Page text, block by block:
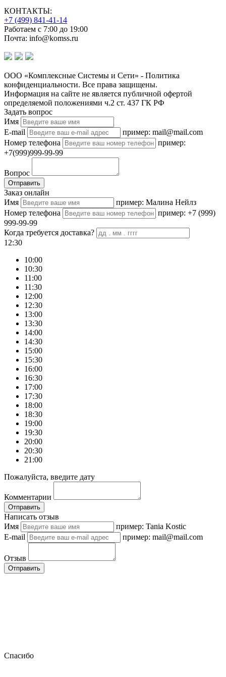
КОНТАКТЫ:
+7 (499) 841-41-14
Работаем с 7:00 до 19:00
Почта: info@komss.ru
ООО «Комплексные Системы и Сети» - Политика
конфиденциальности. Все права защищены.
Информация на сайте не является публичной офертой
определяемой положениями ч.2 ст. 437 ГК РФ
Задать вопрос
Имя
E-mail
пример: mail@mail.com
Номер телефона
пример:
+7(999)999-99-99
Вопрос
Отправить
Заказ онлайн
Имя
пример: Малина Нейлз
Номер телефона
пример: +7 (999)
999-99-99
Когда требуется доставка?
12:30
10:00
10:30
11:00
11:30
12:00
12:30
13:00
13:30
14:00
14:30
15:00
15:30
16:00
16:30
17:00
17:30
18:00
18:30
19:00
19:30
20:00
20:30
21:00
Пожалуйста, введите дату
Комментарии
Отправить
Написать отзыв
Имя
пример: Tania Kostic
E-mail
пример: mail@mail.com
Отзыв
Отправить
Спасибо